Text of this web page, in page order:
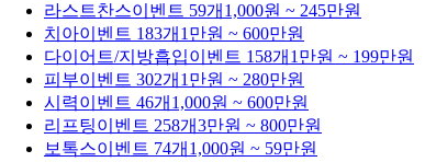
라스트찬스이벤트 59개 1,000원 ~ 245만원
치아이벤트 183개 1만원 ~ 600만원
다이어트/지방흡입이벤트 158개 1만원 ~ 199만원
피부이벤트 302개 1만원 ~ 280만원
시력이벤트 46개 1,000원 ~ 600만원
리프팅이벤트 258개3만원 ~ 800만원
보톡스이벤트 74개 1,000원 ~ 59만원